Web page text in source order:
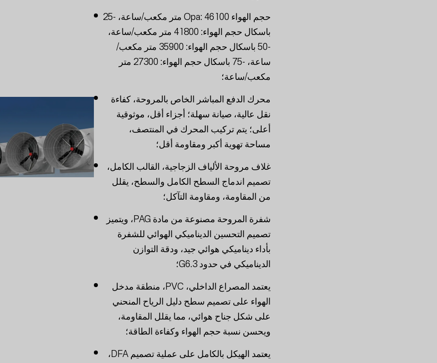
حجم الهواء Opa: 46100 متر مكعب/ساعة، -25
باسكال حجم الهواء: 41800 متر مكعب/ساعة،
-50 باسكال حجم الهواء: 35900 متر مكعب/
ساعة، -75 باسكال حجم الهواء: 27300 متر
مكعب/ساعة؛
محرك الدفع المباشر الخاص بالمروحة، كفاءة
نقل عالية، صيانة سهلة؛ أجزاء أقل، موثوقية
أعلى؛ يتم تركيب المحرك في المنتصف،
مساحة تهوية أكبر ومقاومة أقل؛
غلاف مروحة الألياف الزجاجية، القالب الكامل،
تصميم اندماج السطح الكامل والسطح، يقلل
من المقاومة، ومقاومة التآكل؛
شفرة المروحة مصنوعة من مادة PAG، ويتميز
تصميم التحسين الديناميكي الهوائي للشفرة
بأداء ديناميكي هوائي جيد، ودقة التوازن
الديناميكي في حدود G6.3؛
يعتمد المصراع الداخلي، PVC، منطقة مدخل
الهواء على تصميم سطح دليل الرياح المنحني
على شكل جناح هوائي، مما يقلل المقاومة،
ويحسن نسبة حجم الهواء وكفاءة الطاقة؛
يعتمد الهيكل بالكامل على عملية تصميم DFA،